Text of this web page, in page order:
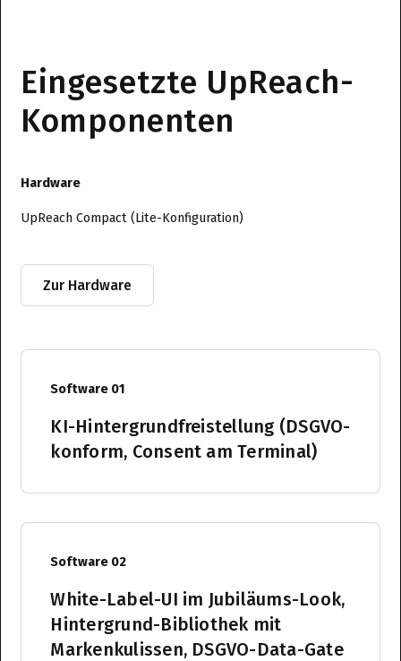
Eingesetzte UpReach-
Komponenten
Hardware
UpReach Compact (Lite-Konfiguration)
Zur Hardware
Software 01
KI-Hintergrundfreistellung (DSGVO-
konform, Consent am Terminal)
Software 02
White-Label-UI im Jubiläums-Look,
Hintergrund-Bibliothek mit
Markenkulissen, DSGVO-Data-Gate